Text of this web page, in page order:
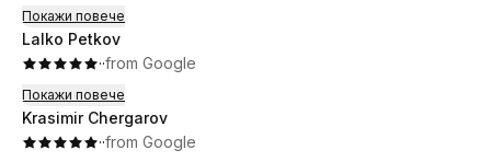
също така има голямо разнообразие от високоласни
продукти за грижа за коса, които тотално преобразиха
визията ми!
Покажи повече
Lalko Petkov
··from Google
Покажи повече
Krasimir Chergarov
··from Google